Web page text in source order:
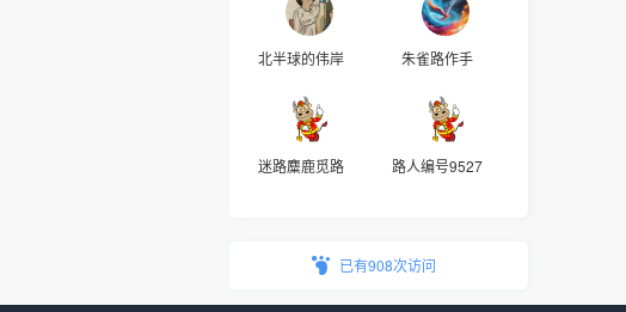
北半球的伟岸 朱雀路作手
迷路麋鹿觅路 路人编号9527
已有908次访问